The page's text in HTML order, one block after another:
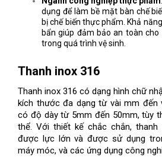
dụng để làm bề mặt bàn chế
bị chế biến thực phẩm. Khả
bẩn giúp đảm bảo an toàn
trong quá trình vệ sinh.
Thanh inox 316
Thanh inox 316 có dạng hình chữ
kích thước đa dạng từ vài mm đến
có độ dày từ 5mm đến 50mm, tùy
thể. Với thiết kế chắc chắn,
được lực lớn và được sử dụng
máy móc, và các ứng dụng công